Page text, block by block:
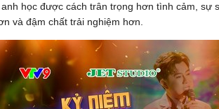
học được cách trân trọng hơn tình cảm, sự
và đậm chất trải nghiệm hơn.